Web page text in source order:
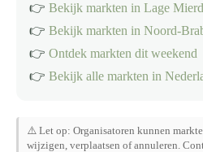
👉 Bekijk markten in Lage
👉 Bekijk markten in Noord-
👉 Ontdek markten dit weekend
👉 Bekijk alle markten in
⚠️ Let op: Organisatoren kunnen
wijzigen, verplaatsen of annuleren.